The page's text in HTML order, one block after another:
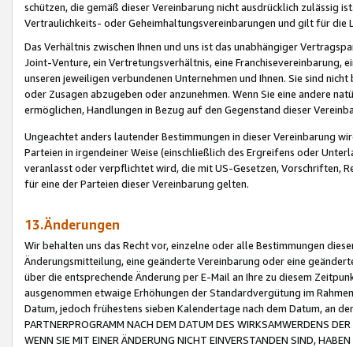
schützen, die gemäß dieser Vereinbarung nicht ausdrücklich zulässig
Vertraulichkeits- oder Geheimhaltungsvereinbarungen und gilt für die
Das Verhältnis zwischen Ihnen und uns ist das unabhängiger
Joint-Venture, ein Vertretungsverhältnis, eine Franchisevereinbarung,
unseren jeweiligen verbundenen Unternehmen und Ihnen. Sie sind
oder Zusagen abzugeben oder anzunehmen. Wenn Sie eine andere
ermöglichen, Handlungen in Bezug auf den Gegenstand dieser
Ungeachtet anders lautender Bestimmungen in dieser Vereinbarung
Parteien in irgendeiner Weise (einschließlich des Ergreifens oder
veranlasst oder verpflichtet wird, die mit US-Gesetzen, Vorschriften,
für eine der Parteien dieser Vereinbarung gelten.
13.Änderungen
Wir behalten uns das Recht vor, einzelne oder alle Bestimmungen
Änderungsmitteilung, eine geänderte Vereinbarung oder eine
über die entsprechende Änderung per E-Mail an Ihre zu diesem
ausgenommen etwaige Erhöhungen der Standardvergütung im
Datum, jedoch frühestens sieben Kalendertage nach dem Datum, an
PARTNERPROGRAMM NACH DEM DATUM DES WIRKSAMWERDENS
WENN SIE MIT EINER ÄNDERUNG NICHT EINVERSTANDEN SIND,